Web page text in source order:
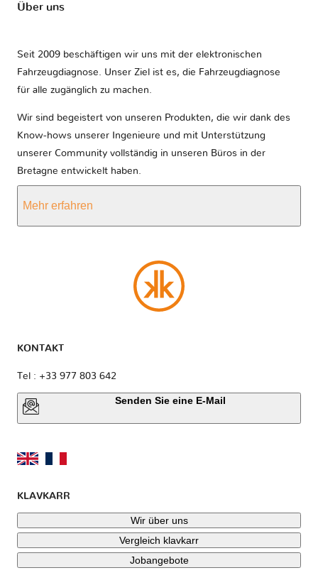
Über uns
Seit 2009 beschäftigen wir uns mit der elektronischen
Fahrzeugdiagnose. Unser Ziel ist es, die Fahrzeugdiagnose
für alle zugänglich zu machen.
Wir sind begeistert von unseren Produkten, die wir dank des
Know-hows unserer Ingenieure und mit Unterstützung
unserer Community vollständig in unseren Büros in der
Bretagne entwickelt haben.
Mehr erfahren
KONTAKT
Tel : +33 977 803 642
Senden Sie eine E-Mail
KLAVKARR
Wir über uns
Vergleich klavkarr
Jobangebote